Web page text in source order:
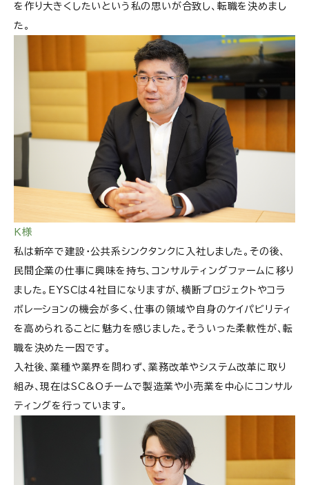
を作り大きくしたいという私の思いが合致し、転職を決めまし
た。
K様
私は新卒で建設・公共系シンクタンクに入社しました。その後、
民間企業の仕事に興味を持ち、コンサルティングファームに移り
ました。EYSCは4社目になりますが、横断プロジェクトやコラ
ボレーションの機会が多く、仕事の領域や自身のケイパビリティ
を高められることに魅力を感じました。そういった柔軟性が、転
職を決めた一因です。
入社後、業種や業界を問わず、業務改革やシステム改革に取り
組み、現在はSC&Oチームで製造業や小売業を中心にコンサル
ティングを行っています。